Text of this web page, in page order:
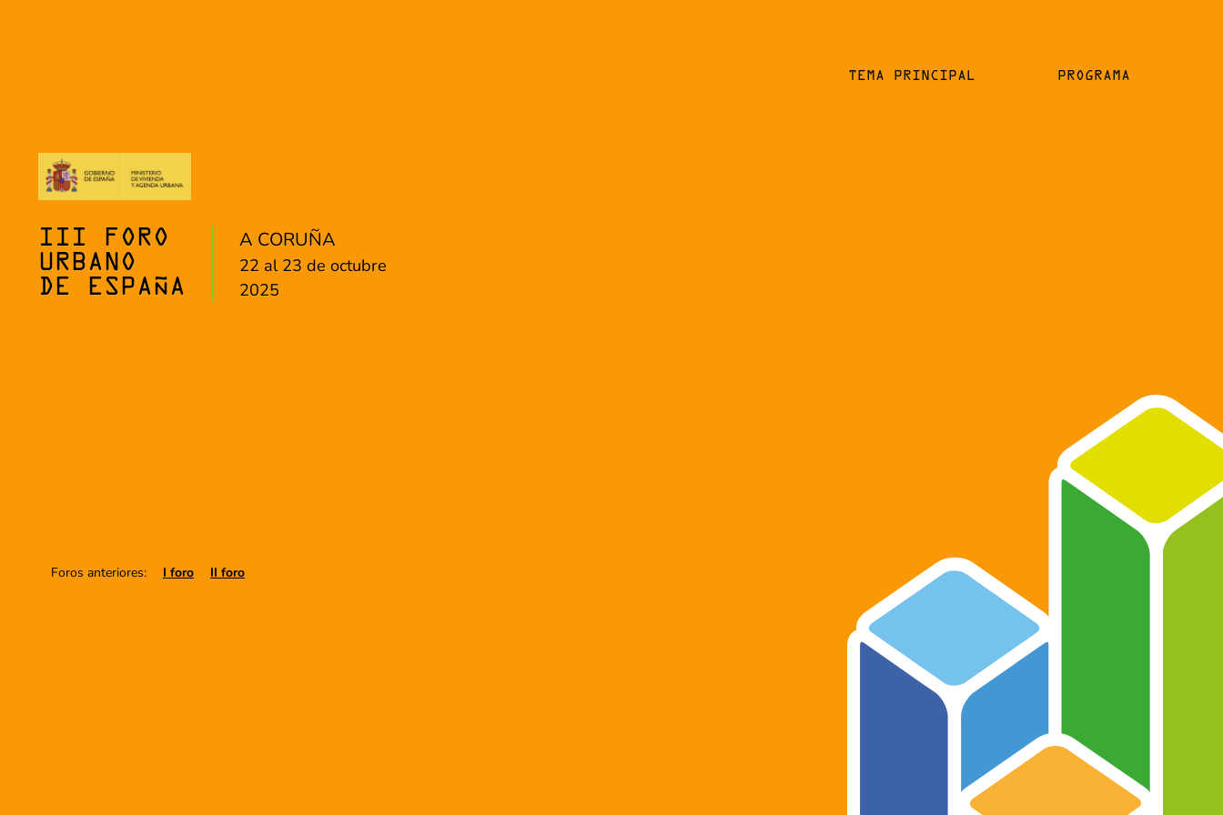
III FORO
URBANO
DE ESPAÑA
A CORUÑA
22 al 23 de octubre
2025
TEMA PRINCIPAL PROGRAMA
Foros anteriores: I foro II foro